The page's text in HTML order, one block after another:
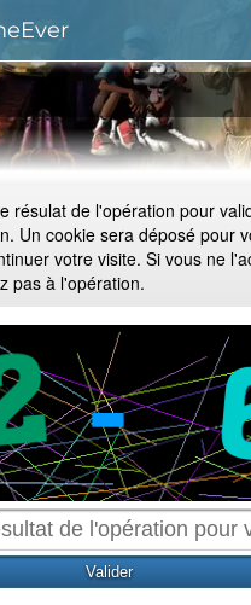
résulat de l'opération pour
Un cookie sera déposé pour
votre visite. Si vous ne
pas à l'opération.